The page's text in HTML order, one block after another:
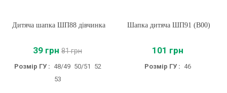
Дитяча шапка ШП88 дівчинка
39 грн 81 грн
Розмір ГУ : 48/49 50/51
52
53
Шапка дитяча ШП91 (B00)
101 грн
Розмір ГУ : 46